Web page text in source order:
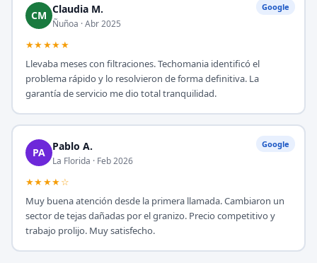
Google
CM Claudia M.
Ñuñoa · Abr 2025
★★★★★
Llevaba meses con filtraciones. Techomania identificó el
problema rápido y lo resolvieron de forma definitiva. La
garantía de servicio me dio total tranquilidad.
Google
PA Pablo A.
La Florida · Feb 2026
★★★★☆
Muy buena atención desde la primera llamada. Cambiaron un
sector de tejas dañadas por el granizo. Precio competitivo y
trabajo prolijo. Muy satisfecho.